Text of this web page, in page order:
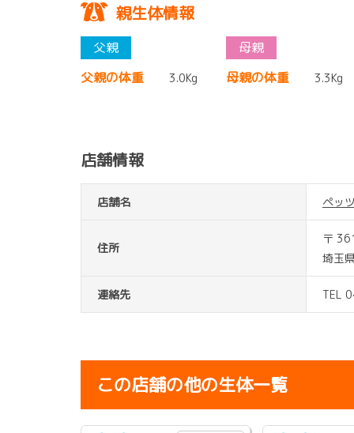
親生体情報
父親の体重 3.0Kg 母親の体重 3.3Kg
店舗情報
店舗名 ペッ
住所
〒
埼玉
連絡先 TEL
この店舗の他の生体一覧